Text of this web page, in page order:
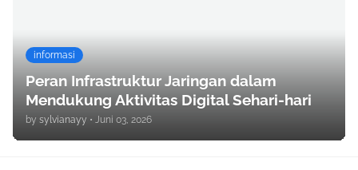
informasi
Peran Infrastruktur Jaringan dalam
Mendukung Aktivitas Digital Sehari-hari
by sylvianayy • Juni 03, 2026